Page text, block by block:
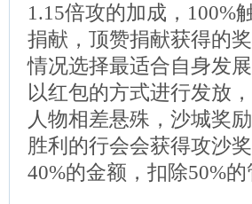
1.15倍攻的加成，100%
捐献，顶赞捐献获得的
情况选择最适合自身发
以红包的方式进行发放
人物相差悬殊，沙城奖
胜利的行会会获得攻沙
40%的金额，扣除50%的